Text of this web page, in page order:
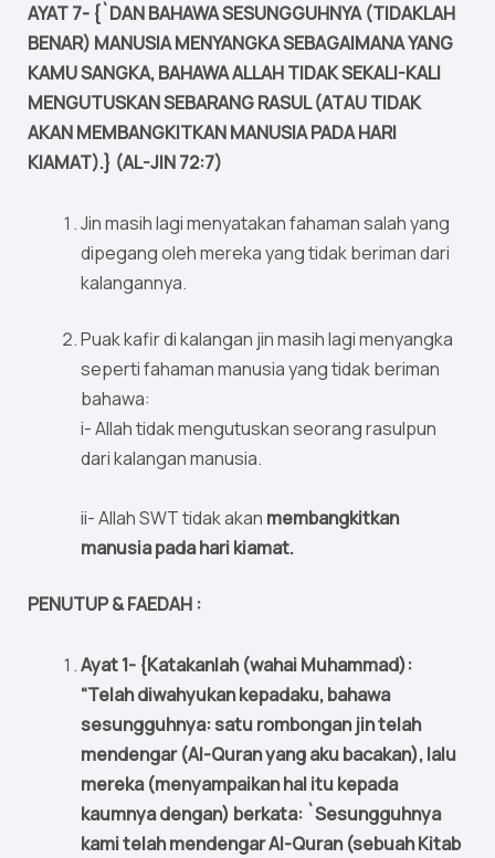
AYAT 7- {`DAN BAHAWA SESUNGGUHNYA (TIDAKLAH
BENAR) MANUSIA MENYANGKA SEBAGAIMANA YANG
KAMU SANGKA, BAHAWA ALLAH TIDAK SEKALI-KALI
MENGUTUSKAN SEBARANG RASUL (ATAU TIDAK
AKAN MEMBANGKITKAN MANUSIA PADA HARI
KIAMAT).} (AL-JIN 72:7)
Jin masih lagi menyatakan fahaman salah yang
dipegang oleh mereka yang tidak beriman dari
kalangannya.
Puak kafir di kalangan jin masih lagi menyangka
seperti fahaman manusia yang tidak beriman
bahawa:
i- Allah tidak mengutuskan seorang rasulpun
dari kalangan manusia.
ii- Allah SWT tidak akan membangkitkan
manusia pada hari kiamat.
PENUTUP & FAEDAH :
Ayat 1- {Katakanlah (wahai Muhammad):
“Telah diwahyukan kepadaku, bahawa
sesungguhnya: satu rombongan jin telah
mendengar (Al-Quran yang aku bacakan), lalu
mereka (menyampaikan hal itu kepada
kaumnya dengan) berkata: `Sesungguhnya
kami telah mendengar Al-Quran (sebuah Kitab